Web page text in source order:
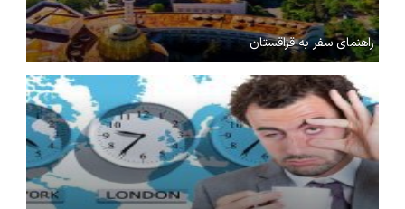
راهنمای سفر به قزاقستان